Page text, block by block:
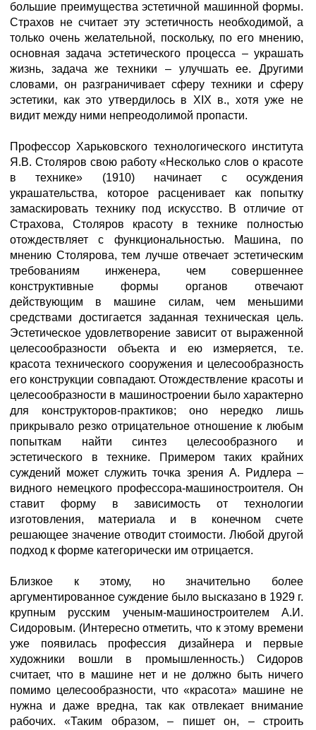
большие преимущества эстетичной машинной формы.
Страхов не считает эту эстетичность необходимой, а
только очень желательной, поскольку, по его мнению,
основная задача эстетического процесса – украшать
жизнь, задача же техники – улучшать ее. Другими
словами, он разграничивает сферу техники и сферу
эстетики, как это утвердилось в XIX в., хотя уже не
видит между ними непреодолимой пропасти.
Профессор Харьковского технологического института
Я.В. Столяров свою работу «Несколько слов о красоте
в технике» (1910) начинает с осуждения
украшательства, которое расценивает как попытку
замаскировать технику под искусство. В отличие от
Страхова, Столяров красоту в технике полностью
отождествляет с функциональностью. Машина, по
мнению Столярова, тем лучше отвечает эстетическим
требованиям инженера, чем совершеннее
конструктивные формы органов отвечают
действующим в машине силам, чем меньшими
средствами достигается заданная техническая цель.
Эстетическое удовлетворение зависит от выраженной
целесообразности объекта и ею измеряется, т.е.
красота технического сооружения и целесообразность
его конструкции совпадают. Отождествление красоты и
целесообразности в машиностроении было характерно
для конструкторов-практиков; оно нередко лишь
прикрывало резко отрицательное отношение к любым
попыткам найти синтез целесообразного и
эстетического в технике. Примером таких крайних
суждений может служить точка зрения А. Ридлера –
видного немецкого профессора-машиностроителя. Он
ставит форму в зависимость от технологии
изготовления, материала и в конечном счете
решающее значение отводит стоимости. Любой другой
подход к форме категорически им отрицается.
Близкое к этому, но значительно более
аргументированное суждение было высказано в 1929 г.
крупным русским ученым-машиностроителем А.И.
Сидоровым. (Интересно отметить, что к этому времени
уже появилась профессия дизайнера и первые
художники вошли в промышленность.) Сидоров
считает, что в машине нет и не должно быть ничего
помимо целесообразности, что «красота» машине не
нужна и даже вредна, так как отвлекает внимание
рабочих. «Таким образом, – пишет он, – строить